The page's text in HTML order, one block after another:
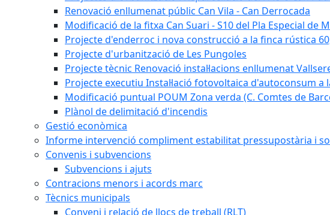
Renovació enllumenat públic Can Vila - Can Derrocada
Modificació de la fitxa Can Suari - S10 del Pla Especial de
Projecte d'enderroc i nova construcció a la finca rústica
Projecte d'urbanització de Les Pungoles
Projecte tècnic Renovació instal·lacions enllumenat
Projecte executiu Instal·lació fotovoltaica d'autoconsum a
Modificació puntual POUM Zona verda (C. Comtes de
Plànol de delimitació d'incendis
Gestió econòmica
Informe intervenció compliment estabilitat pressupostària i
Convenis i subvencions
Subvencions i ajuts
Contracions menors i acords marc
Tècnics municipals
Conveni i relació de llocs de treball (RLT)